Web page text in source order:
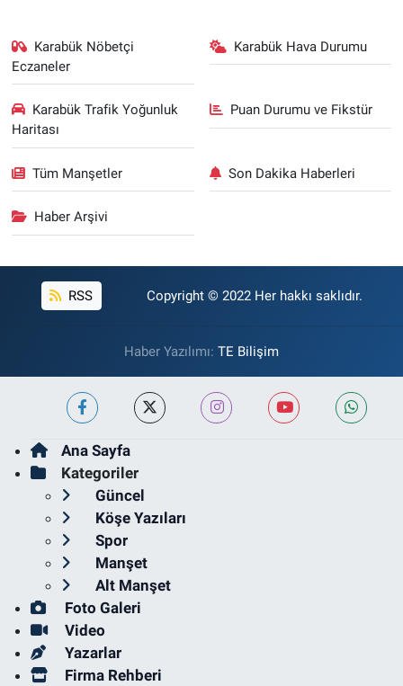
Karabük Nöbetçi
Eczaneler
Karabük Hava Durumu
Karabük Trafik Yoğunluk
Haritası
Puan Durumu ve Fikstür
Tüm Manşetler Son Dakika Haberleri
Haber Arşivi
RSS Copyright © 2022 Her hakkı saklıdır.
Haber Yazılımı: TE Bilişim
Ana Sayfa
Kategoriler
Güncel
Köşe Yazıları
Spor
Manşet
Alt Manşet
Foto Galeri
Video
Yazarlar
Firma Rehberi